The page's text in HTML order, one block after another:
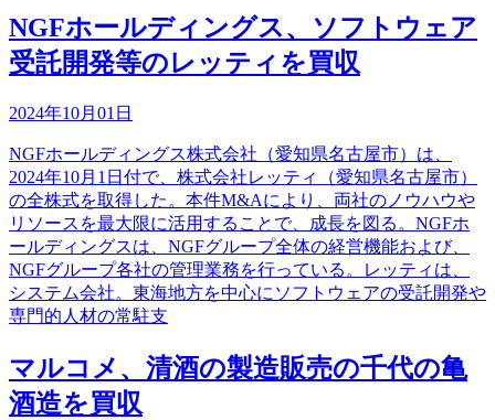
NGFホールディングス、ソフトウェア
受託開発等のレッティを買収
2024年10月01日
NGFホールディングス株式会社（愛知県名古屋市）は、
2024年10月1日付で、株式会社レッティ（愛知県名古屋市）
の全株式を取得した。本件M&Aにより、両社のノウハウや
リソースを最大限に活用することで、成長を図る。NGFホ
ールディングスは、NGFグループ全体の経営機能および、
NGFグループ各社の管理業務を行っている。レッティは、
システム会社。東海地方を中心にソフトウェアの受託開発や
専門的人材の常駐支
マルコメ、清酒の製造販売の千代の亀
酒造を買収